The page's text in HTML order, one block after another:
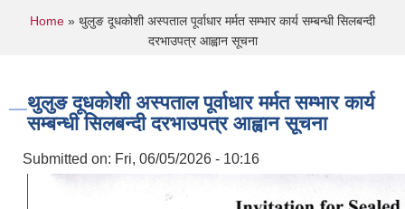
You are here
Home » थुलुङ दूधकोशी अस्पताल पूर्वाधार मर्मत सम्भार कार्य सम्बन्धी सिलबन्दी
दरभाउपत्र आह्वान सूचना
थुलुङ दूधकोशी अस्पताल पूर्वाधार मर्मत सम्भार कार्य
सम्बन्धी सिलबन्दी दरभाउपत्र आह्वान सूचना
Submitted on: Fri, 06/05/2026 - 10:16